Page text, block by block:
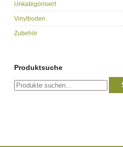
Unkategorisiert
Vinylboden
Zubehör
Produktsuche
Suche
nach: